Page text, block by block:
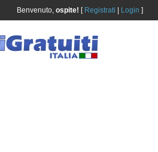
Benvenuto, ospite! [ Registrati Login ]